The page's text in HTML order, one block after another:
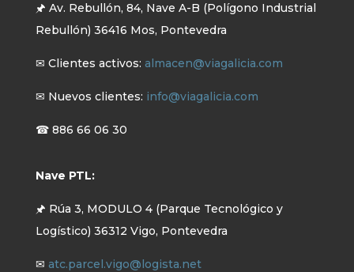
🖈 Av. Rebullón, 84, Nave A-B (Polígono Industrial
Rebullón) 36416 Mos, Pontevedra
✉ Clientes activos: almacen@viagalicia.com
✉ Nuevos clientes: info@viagalicia.com
☎ 886 66 06 30
Nave PTL:
🖈 Rúa 3, MODULO 4 (Parque Tecnológico y
Logístico) 36312 Vigo, Pontevedra
✉ atc.parcel.vigo@logista.net